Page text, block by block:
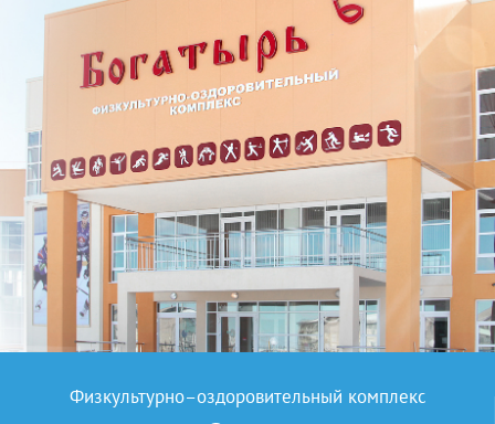
Физкультурно–оздоровительный комплекс